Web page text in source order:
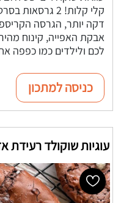
קלי קלות! 2
דקה יותר, הגרסה
אבקת האפייה, קינוח
לכם ולילדים כמו כפפה
כניסה למתכון
עוגיות שוקולד רעידת